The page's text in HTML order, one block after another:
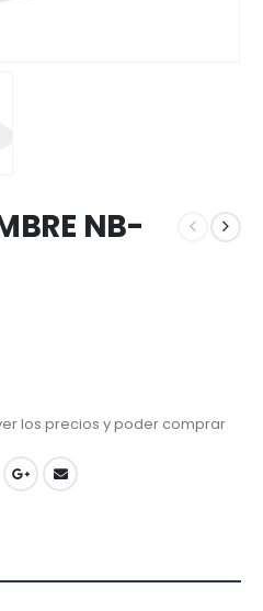
NB-
los precios y poder comprar